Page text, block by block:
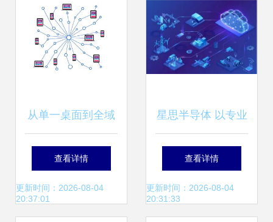
从单一桌面到全域
互联 互联网信息技
术服务的时代变革
查看详情
更新时间：2026-08-04
20:37:01
星思半导体 以专业
手机直连卫星终端
方案,助力卫星互联
查看详情
更新时间：2026-08-04
20:31:33